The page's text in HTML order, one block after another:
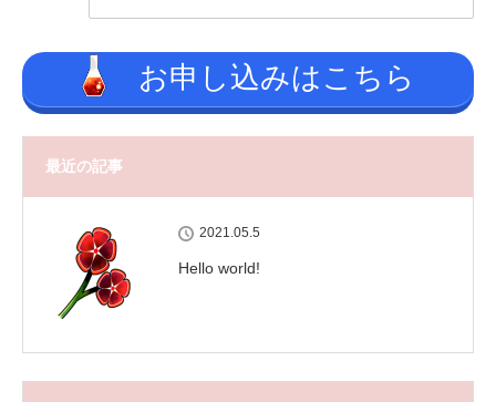
お申し込みはこちら
最近の記事
2021.05.5
Hello world!